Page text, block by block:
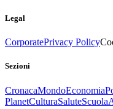
Legal
CorporatePrivacy Policy
Sezioni
CronacaMondoEconomia
PlanetCulturaSaluteScuola